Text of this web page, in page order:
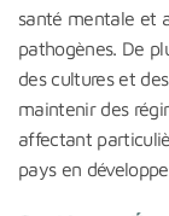
santé mentale et
pathogènes. De
des cultures et
maintenir des
affectant
pays en